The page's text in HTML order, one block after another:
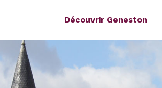
Découvrir Geneston